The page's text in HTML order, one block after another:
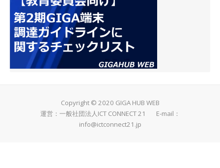
Copyright © 2020 GIGA HUB WEB
運営：一般社団法人ICT CONNECT 21 E-mail：
info@ictconnect21.jp